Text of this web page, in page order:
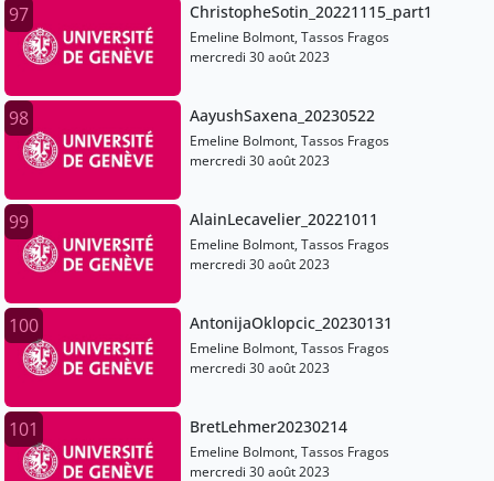
97 ChristopheSotin_20221115_part1
Emeline Bolmont, Tassos Fragos
mercredi 30 août 2023
98 AayushSaxena_20230522
Emeline Bolmont, Tassos Fragos
mercredi 30 août 2023
99 AlainLecavelier_20221011
Emeline Bolmont, Tassos Fragos
mercredi 30 août 2023
100 AntonijaOklopcic_20230131
Emeline Bolmont, Tassos Fragos
mercredi 30 août 2023
101 BretLehmer20230214
Emeline Bolmont, Tassos Fragos
mercredi 30 août 2023